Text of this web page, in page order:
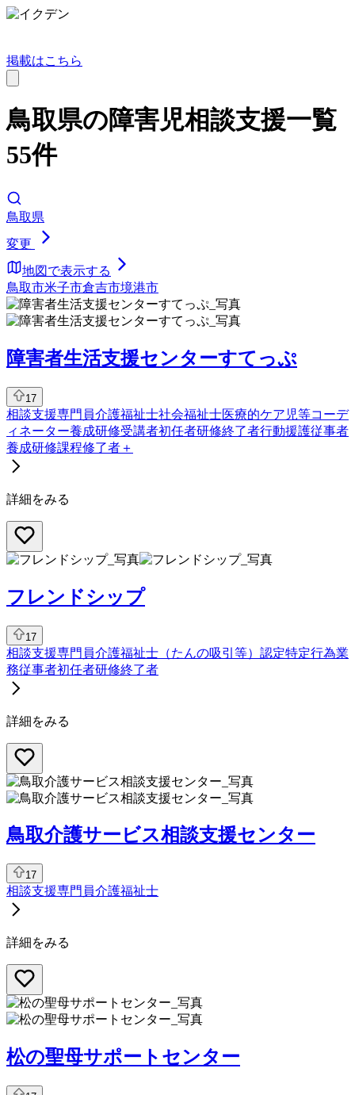
掲載はこちら
鳥取県の障害児相談支援一覧
55件
鳥取県
変更
地図で表示する
鳥取市米子市倉吉市境港市
障害者生活支援センターすてっぷ
17
相談支援専門員介護福祉士社会福祉士医療的ケア児等コーデ
ィネーター養成研修受講者初任者研修終了者行動援護従事者
養成研修課程修了者＋
詳細をみる
フレンドシップ
17
相談支援専門員介護福祉士 （たんの吸引等）認定特定行為業
務従事者初任者研修終了者
詳細をみる
鳥取介護サービス相談支援センター
17
相談支援専門員介護福祉士
詳細をみる
松の聖母サポートセンター